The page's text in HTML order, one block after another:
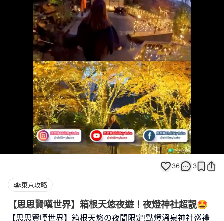
Loaded
100.00%
36 3
東京攻略
【思思賢嘆世界】箱根天悠夜遊！夜燈神社超靚🤩
【思思賢嘆世界】箱根天悠の夜間限定!點燈溫泉神社巡禮